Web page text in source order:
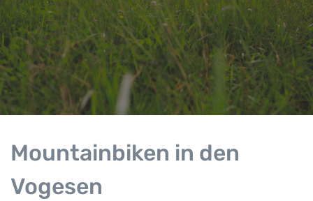
Mountainbiken in den
Vogesen